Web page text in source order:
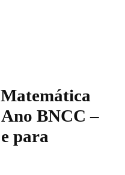
BNCC –
para